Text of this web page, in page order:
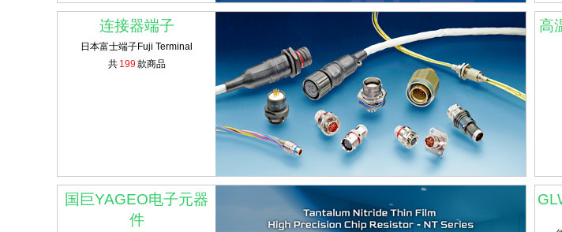
连接器端子
日本富士端子Fuji Terminal
共 199 款商品
高
国巨YAGEO电子元器
件